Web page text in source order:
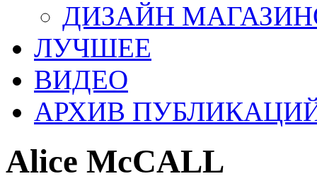
ДИЗАЙН
ЛУЧШЕЕ
ВИДЕО
АРХИВ
Alice McCALL